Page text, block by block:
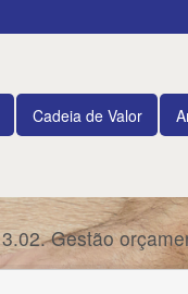
Cadeia de Valor
3.02. Gestão